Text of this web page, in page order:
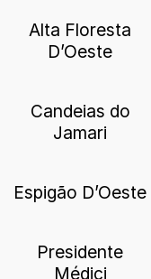
Alta Floresta
D’Oeste
Candeias do
Jamari
Espigão D’Oeste
Presidente
Médici